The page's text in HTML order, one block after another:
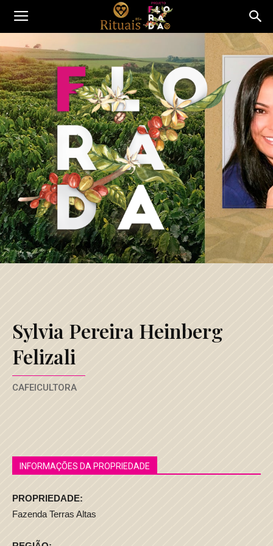
Sylvia Pereira Heinberg
Felizali
CAFEICULTORA
INFORMAÇÕES DA PROPRIEDADE
PROPRIEDADE:
Fazenda Terras Altas